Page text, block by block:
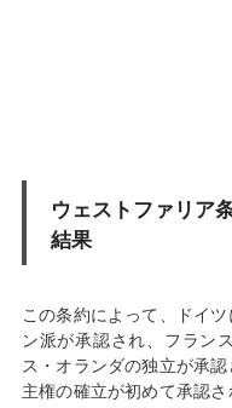
ウェストファリア
結果
この条約によって、ドイ
ン派が承認され、フラン
ス・オランダの独立が承
主権の確立が初めて承認